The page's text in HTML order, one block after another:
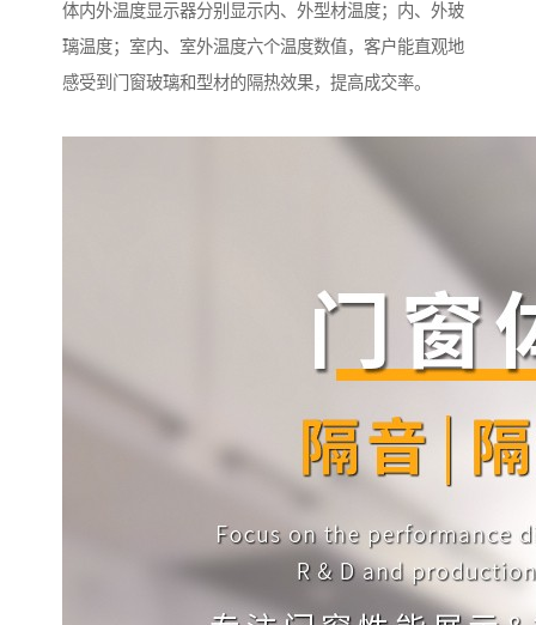
体内外温度显示器分别显示内、外型材温度；内、外玻
璃温度；室内、室外温度六个温度数值，客户能直观地
感受到门窗玻璃和型材的隔热效果，提高成交率。